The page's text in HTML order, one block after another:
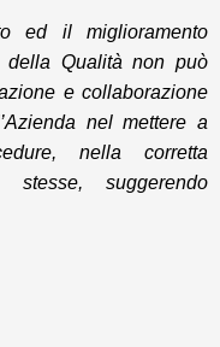
ed il miglioramento
della Qualità non può
e collaborazione
nel mettere a
nella corretta
suggerendo